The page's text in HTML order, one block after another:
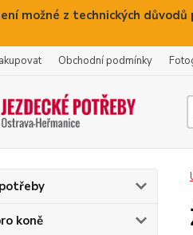
možné z technických
Obchodní podmínky
koně